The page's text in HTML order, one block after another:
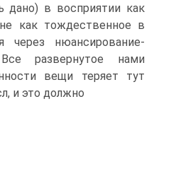
дано) в восприятии как
как тождественное в
через нюансирование-
Все развернутое нами
вещи теряет тут
и это должно